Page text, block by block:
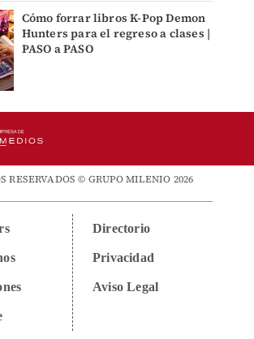
Cómo forrar libros K-Pop Demon
Hunters para el regreso a clases |
PASO a PASO
RESERVADOS © GRUPO MILENIO 2026
Directorio
Privacidad
Aviso Legal